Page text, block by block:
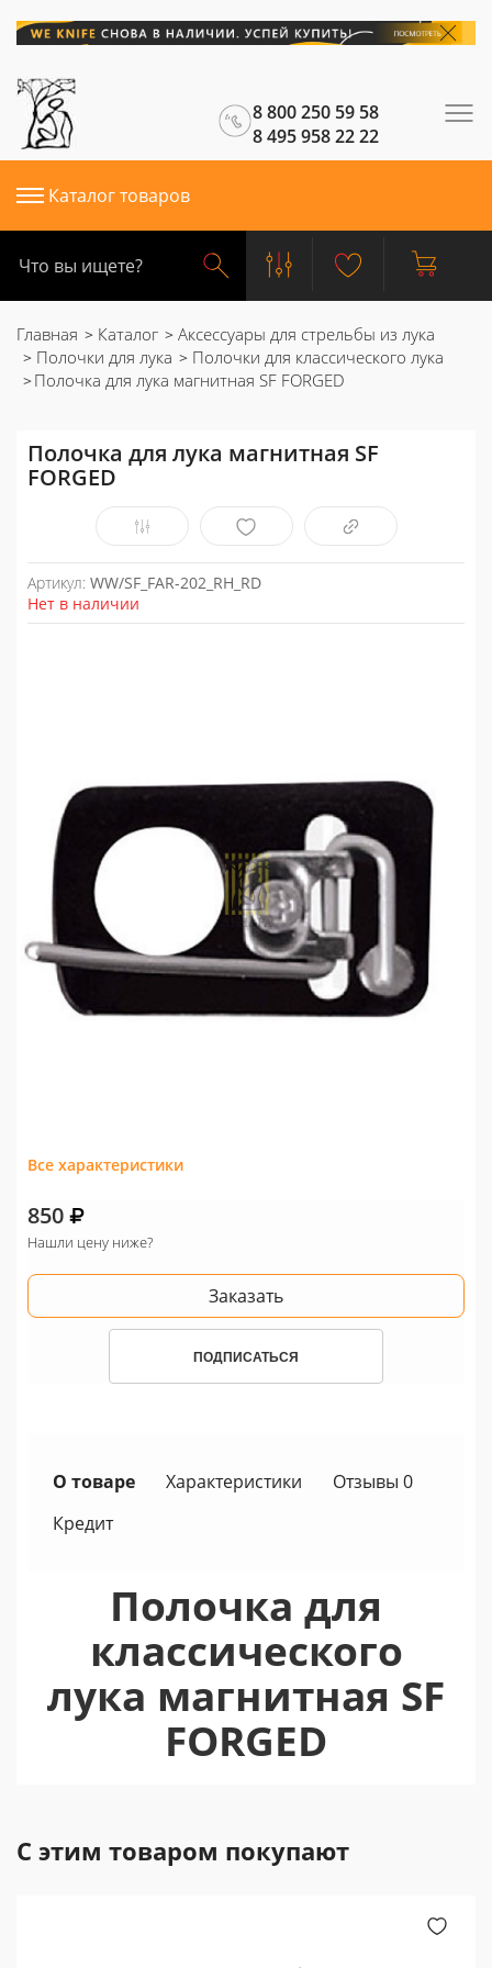
8 800 250 59 58
8 495 958 22 22
Каталог товаров
Главная Каталог
Аксессуары для стрельбы из лука
Полочки для лука
Полочки для классического лука
Полочка для лука магнитная SF FORGED
Полочка для лука магнитная SF
FORGED
Артикул: WW/SF_FAR-202_RH_RD
Нет в наличии
Все характеристики
850
Нашли цену ниже?
Заказать
ПОДПИСАТЬСЯ
О товаре Характеристики
Отзывы 0
Кредит
Полочка для
классического
лука магнитная SF
FORGED
С этим товаром покупают